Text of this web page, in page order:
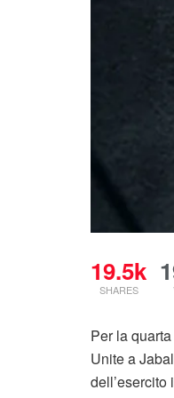
19.5k
SHARES
Per la
Unite a